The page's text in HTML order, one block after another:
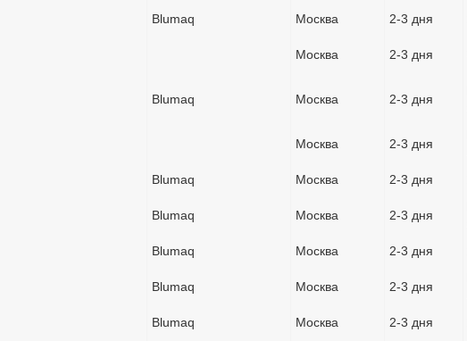
Blumaq Москва 2-3 дня
Москва 2-3 дня
Blumaq Москва 2-3 дня
Москва 2-3 дня
Blumaq Москва 2-3 дня
Blumaq Москва 2-3 дня
Blumaq Москва 2-3 дня
Blumaq Москва 2-3 дня
Blumaq Москва 2-3 дня